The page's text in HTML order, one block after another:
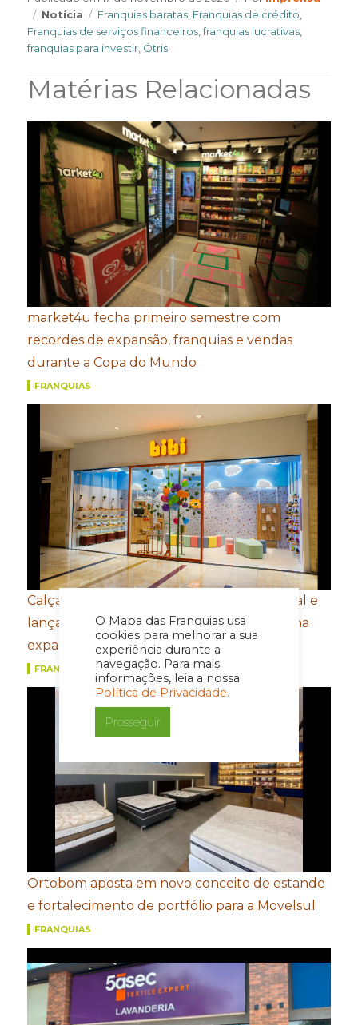
O Mapa das Franquias usa
cookies para melhorar a sua
experiência durante a
navegação. Para mais
informações, leia a nossa
Política de Privacidade.
Prosseguir
Categories
Notícia Tags
Franquias baratas, Franquias de crédito,
Franquias de serviços financeiros,franquias lucrativas,
franquias para investir, Ótris
Matérias Relacionadas
market4u fecha primeiro semestre com
recordes de expansão, franquias e vendas
durante a Copa do Mundo
FRANQUIAS
Calçados Bibi amplia presença internacional e
lança e-commerce em Honduras de olho na
expansão na América Central
FRANQUIAS
Ortobom aposta em novo conceito de estande
e fortalecimento de portfólio para a Movelsul
FRANQUIAS